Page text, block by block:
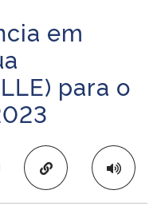
em
para o
Copiar para área